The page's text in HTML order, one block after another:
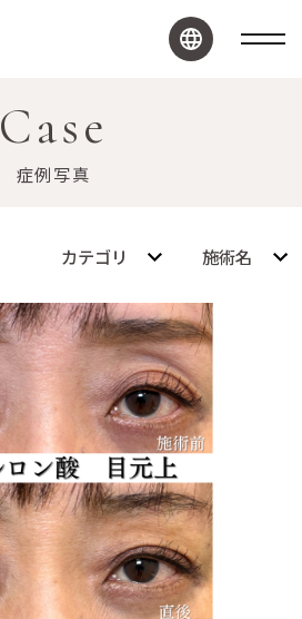
Case
症例写真
カテゴリ 施術名